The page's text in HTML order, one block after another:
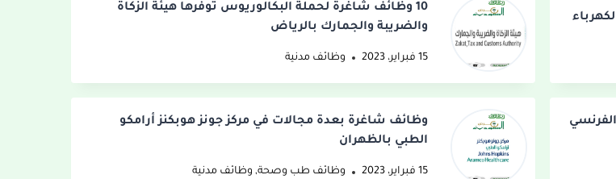
10 وظائف شاغرة لحملة البكالوريوس توفرها هيئة الزكاة
والضريبة والجمارك بالرياض
15 فبراير، 2023 وظائف مدنية
وظائف شاغرة بعدة مجالات في مركز جونز هوبكنز أرامكو
الطبي بالظهران
15 فبراير، 2023 وظائف طب وصحة, وظائف مدنية